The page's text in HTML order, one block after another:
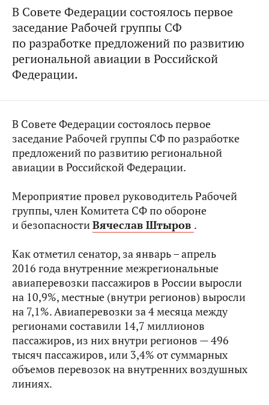
В Совете Федерации состоялось первое
заседание Рабочей группы СФ
по разработке предложений по развитию
региональной авиации в Российской
Федерации.
В Совете Федерации состоялось первое
заседание Рабочей группы СФ по разработке
предложений по развитию региональной
авиации в Российской Федерации.
Мероприятие провел руководитель Рабочей
группы, член Комитета СФ по обороне
и безопасностиВячеслав Штыров .
Как отметил сенатор, за январь – апрель
2016 года внутренние межрегиональные
авиаперевозки пассажиров в России выросли
на 10,9%, местные (внутри регионов) выросли
на 7,1%. Авиаперевозки за 4 месяца между
регионами составили 14,7 миллионов
пассажиров, из них внутри регионов — 496
тысяч пассажиров, или 3,4% от суммарных
объемов перевозок на внутренних воздушных
линиях.